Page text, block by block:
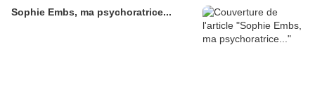
Sophie Embs, ma psychoratrice...